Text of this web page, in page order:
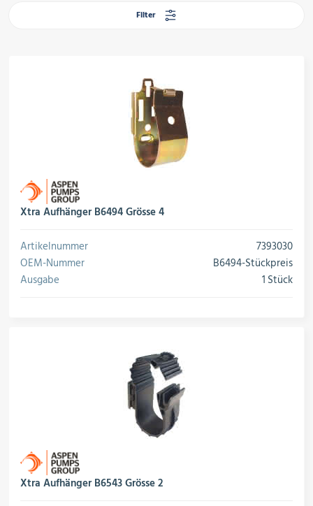
Motoren & Ventilatoren
Regel- & Schaltventile
Installationsmaterial
Filter
Xtra Aufhänger B6494 Grösse 4
Artikelnummer
7393030
OEM-Nummer
B6494-Stückpreis
Ausgabe
1 Stück
Xtra Aufhänger B6543 Grösse 2